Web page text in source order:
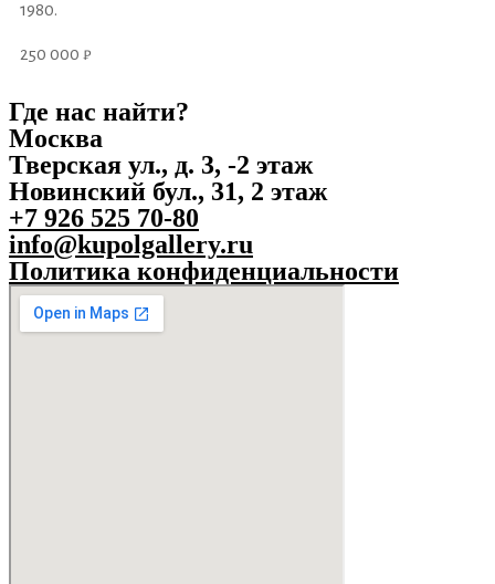
1980.
250 000 ₽
Где нас найти?
Москва
Тверская ул., д. 3, -2 этаж
Новинский бул., 31, 2 этаж
+7 926 525 70-80
info@kupolgallery.ru
Политика конфиденциальности